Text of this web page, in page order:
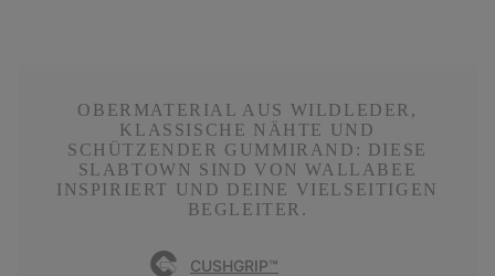
OBERMATERIAL AUS WILDLEDER,
KLASSISCHE NÄHTE UND
SCHÜTZENDER GUMMIRAND: DIESE
SLABTOWN SIND VON WALLABEE
INSPIRIERT UND DEINE VIELSEITIGEN
BEGLEITER.
CUSHGRIP™